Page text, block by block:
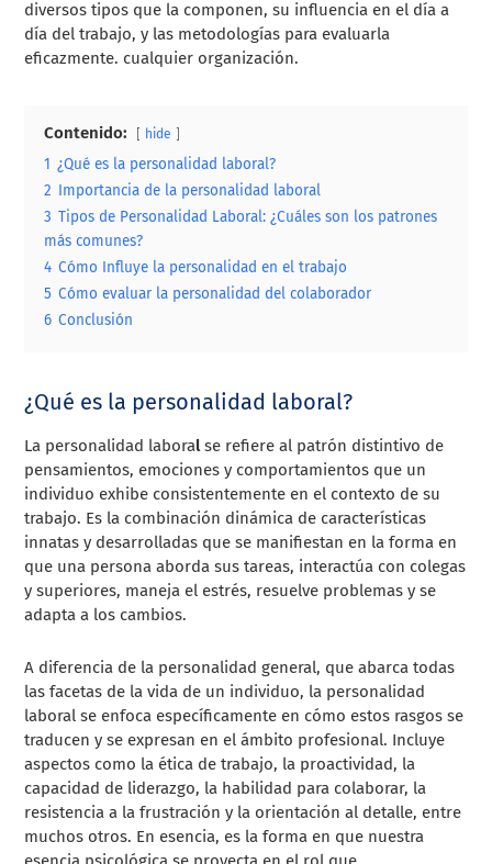
diversos tipos que la componen, su influencia en el día a
día del trabajo, y las metodologías para evaluarla
eficazmente. cualquier organización.
Contenido: hide
1 ¿Qué es la personalidad laboral?
2 Importancia de la personalidad laboral
3 Tipos de Personalidad Laboral: ¿Cuáles son los patrones
más comunes?
4 Cómo Influye la personalidad en el trabajo
5 Cómo evaluar la personalidad del colaborador
6 Conclusión
¿Qué es la personalidad laboral?
La personalidad laboralse refiere al patrón distintivo de
pensamientos, emociones y comportamientos que un
individuo exhibe consistentemente en el contexto de su
trabajo. Es la combinación dinámica de características
innatas y desarrolladas que se manifiestan en la forma en
que una persona aborda sus tareas, interactúa con colegas
y superiores, maneja el estrés, resuelve problemas y se
adapta a los cambios.
A diferencia de la personalidad general, que abarca todas
las facetas de la vida de un individuo, la personalidad
laboral se enfoca específicamente en cómo estos rasgos se
traducen y se expresan en el ámbito profesional. Incluye
aspectos como la ética de trabajo, la proactividad, la
capacidad de liderazgo, la habilidad para colaborar, la
resistencia a la frustración y la orientación al detalle, entre
muchos otros. En esencia, es la forma en que nuestra